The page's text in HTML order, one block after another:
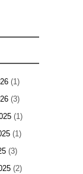
(1)
(3)
(1)
(1)
(3)
(2)